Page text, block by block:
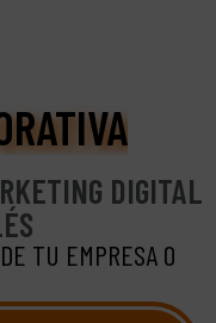
RATIVA
DIGITAL
TU EMPRESA O